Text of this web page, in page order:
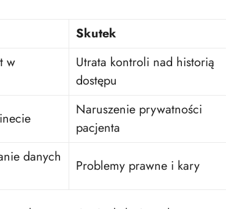
Skutek
w
Utrata kontroli nad historią
dostępu
Naruszenie prywatności
pacjenta
danych
Problemy prawne i kary